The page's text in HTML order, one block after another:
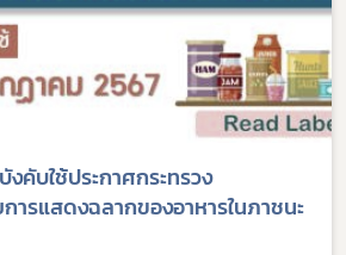
คับใช้ประกาศกระทรวง
ารแสดงฉลากของอาหารในภาชนะ